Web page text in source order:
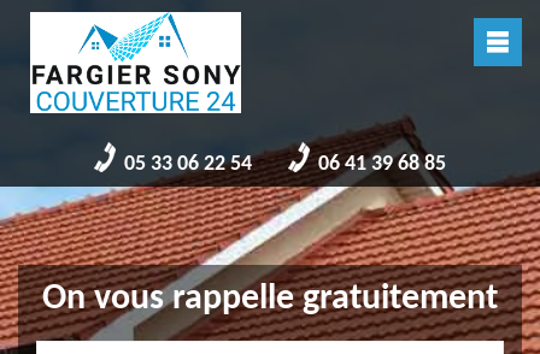
05 33 06 22 54 06 41 39 68 85
On vous rappelle gratuitement